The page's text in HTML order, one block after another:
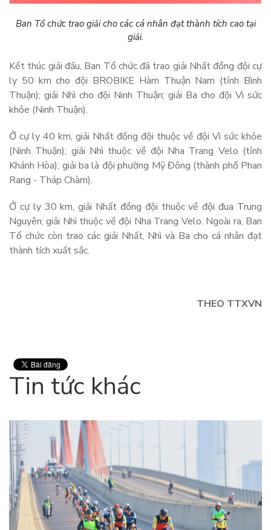
Ban Tổ chức trao giải cho các cá nhân đạt thành tích cao tại
giải.
Kết thúc giải đấu, Ban Tổ chức đã trao giải Nhất đồng đội cự
ly 50 km cho đội BROBIKE Hàm Thuận Nam (tỉnh Bình
Thuận); giải Nhì cho đội Ninh Thuận; giải Ba cho đội Vì sức
khỏe (Ninh Thuận).
Ở cự ly 40 km, giải Nhất đồng đội thuộc về đội Vì sức khỏe
(Ninh Thuận); giải Nhì thuộc về đội Nha Trang Velo (tỉnh
Khánh Hòa); giải ba là đội phường Mỹ Đông (thành phố Phan
Rang - Tháp Chàm).
Ở cự ly 30 km, giải Nhất đồng đội thuộc về đội đua Trung
Nguyên; giải Nhì thuộc về đội Nha Trang Velo. Ngoài ra, Ban
Tổ chức còn trao các giải Nhất, Nhì và Ba cho cá nhân đạt
thành tích xuất sắc.
THEO TTXVN
Tin tức khác